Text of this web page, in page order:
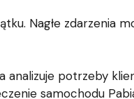
Nagłe zdarzenia
potrzeby
samochodu